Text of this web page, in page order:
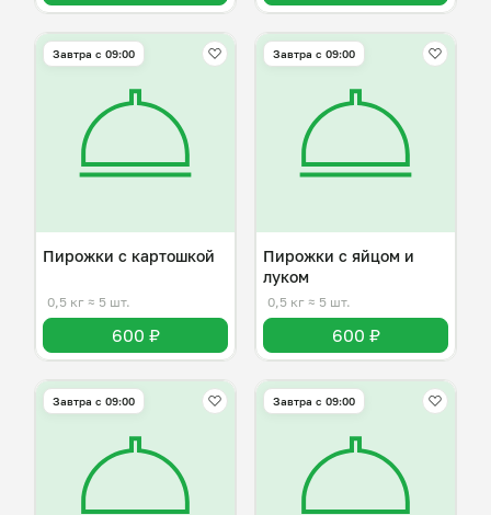
Завтра c 09:00
Пирожки с картошкой
0,5 кг ≈ 5 шт.
600 ₽
Завтра c 09:00
Пирожки с яйцом и
луком
0,5 кг ≈ 5 шт.
600 ₽
Завтра c 09:00 Завтра c 09:00